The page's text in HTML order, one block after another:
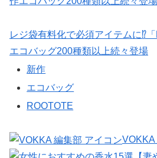
レジ袋有料化で必須アイテムに⁉
エコバッグ200種類以上続々登場
新作
エコバッグ
ROOTOTE
VOKKA